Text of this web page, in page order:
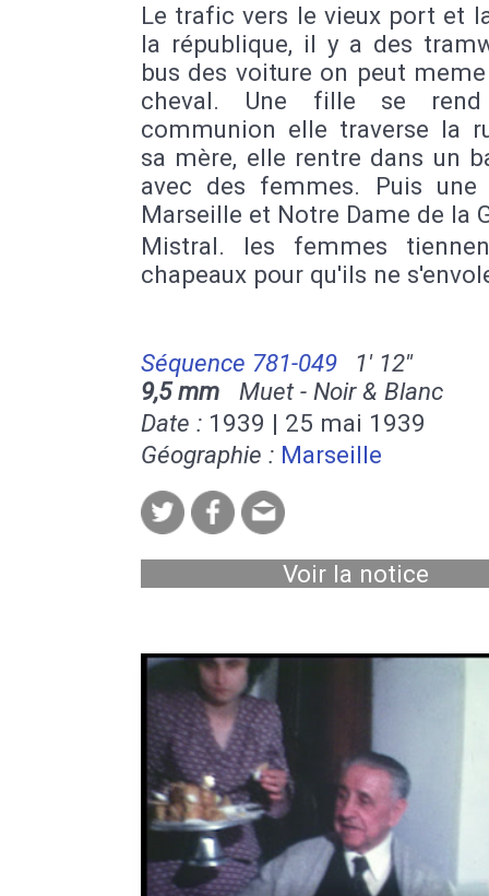
Le trafic vers le vieux port et
la république, il y a des
bus des voiture on peut
cheval. Une fille se
communion elle traverse la
sa mère, elle rentre dans un
avec des femmes. Puis une
Marseille et Notre Dame de la
Mistral. les femmes
chapeaux pour qu'ils ne
Séquence 781-049
1' 12''
9,5 mm Muet - Noir & Blanc
Date : 1939 | 25 mai 1939
Géographie : Marseille
Voir la notice